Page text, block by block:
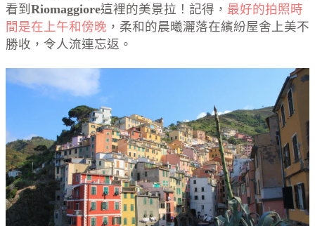
看到 Riomaggiore這裡的美景拉！記得， 最好的拍照時
間是在上午和傍晚 ，柔和的晨曦灑落在繽紛屋舍上美不
勝收，令人流連忘返。